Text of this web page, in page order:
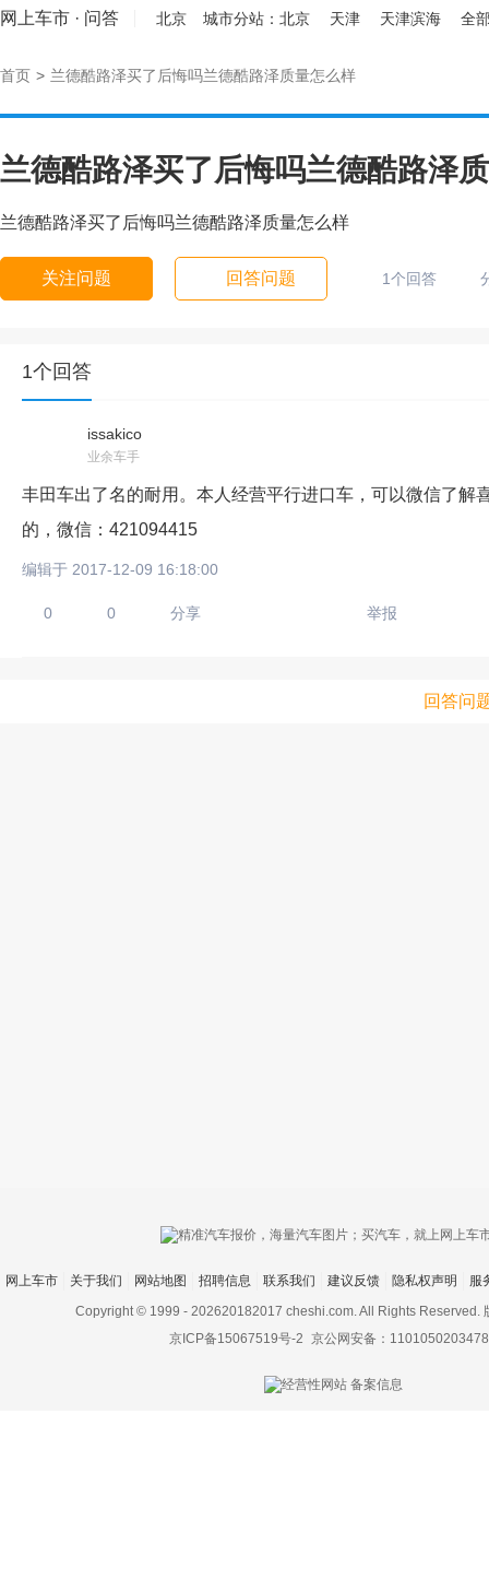
网上车市 · 问答 北京 城市分站： 北京 天津 天津滨海 全
首页 > 兰德酷路泽买了后悔吗兰德酷路泽质量怎么样
兰德酷路泽买了后悔吗兰德酷路泽
兰德酷路泽买了后悔吗兰德酷路泽质量怎么样
关注问题 回答问题 1个回答
1个回答
issakico
业余车手
丰田车出了名的耐用。本人经营平行进口车，可以微信了解
的，微信：421094415
编辑于 2017-12-09 16:18:00
0 0 分享 举报
回答问
上传图片最多
网上车市 关于我们 网站地图 招聘信息 联系我们 建议反馈 隐私权声明
服
Copyright © 1999 - 202620182017 cheshi.com. All Rights Reserved.
京ICP备15067519号-2 京公网安备：